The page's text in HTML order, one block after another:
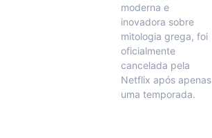
moderna e
inovadora sobre
mitologia grega, foi
oficialmente
cancelada pela
Netflix após apenas
uma temporada.